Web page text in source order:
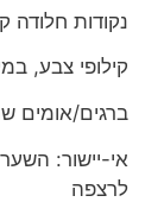
נקודות חלודה
קילופי צבע,
ברגים/אומים
אי-יישור:
לרצפה